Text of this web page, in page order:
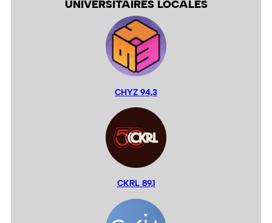
UNIVERSITAIRES LOCALES
CHYZ 94,3
CKRL 89,1